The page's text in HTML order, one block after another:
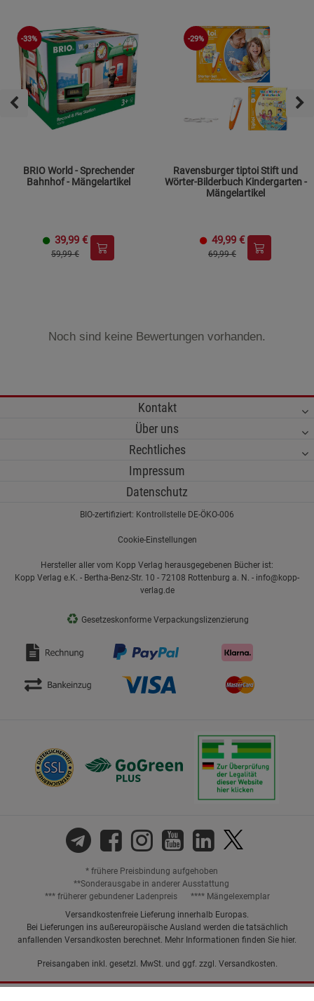
-33%
BRIO World - Sprechender
Bahnhof - Mängelartikel
39,99 €
59,99 €
-29%
Ravensburger tiptoi Stift und
Wörter-Bilderbuch Kindergarten -
Mängelartikel
49,99 €
69,99 €
Noch sind keine Bewertungen vorhanden.
Kontakt
Über uns
Rechtliches
Impressum
Datenschutz
BIO-zertifiziert: Kontrollstelle DE-ÖKO-006
Cookie-Einstellungen
Hersteller aller vom Kopp Verlag herausgegebenen Bücher ist:
Kopp Verlag e.K. - Bertha-Benz-Str. 10 - 72108 Rottenburg a. N. - info@kopp-
verlag.de
♻ Gesetzeskonforme Verpackungslizenzierung
* frühere Preisbindung aufgehoben
**Sonderausgabe in anderer Ausstattung
*** früherer gebundener Ladenpreis
**** Mängelexemplar
Versandkostenfreie Lieferung innerhalb Europas.
Bei Lieferungen ins außereuropäische Ausland werden die tatsächlich
anfallenden Versandkosten berechnet. Mehr Informationen finden Sie hier.
Preisangaben inkl. gesetzl. MwSt. und ggf. zzgl. Versandkosten.